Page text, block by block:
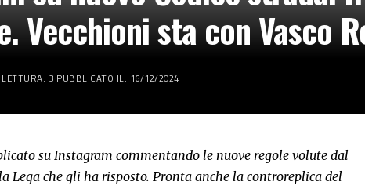
Vecchioni sta con Vasco
3 PUBBLICATO IL: 16/12/2024
su Instagram commentando le nuove regole volute dal
Lega che gli ha risposto. Pronta anche la controreplica del